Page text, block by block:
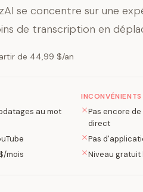
se concentre sur une
de transcription en
de 44,99 $/an
au mot
mois
INCONVÉNIENTS
Pas encore
direct
Pas
Niveau gratuit